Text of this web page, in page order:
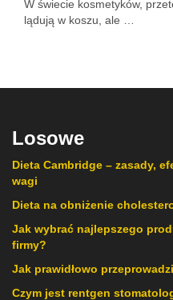
W świecie kosmetyków,
lądują w koszu, ale …
Losowe
Dieta Cambridge – zasady,
wagi
Dieta na obniżenie
Jak wybrać najlepszego
firmy?
Jak prawidłowo
Czym jest rentgen